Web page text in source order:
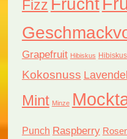
Fizz Frucht
Grapefruit Hibiskus
Kokosnuss Lavendel
Mint Minze
Punch Raspberry